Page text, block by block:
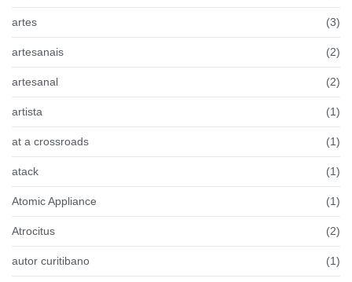
artes (3)
artesanais (2)
artesanal (2)
artista (1)
at a crossroads (1)
atack (1)
Atomic Appliance (1)
Atrocitus (2)
autor curitibano (1)